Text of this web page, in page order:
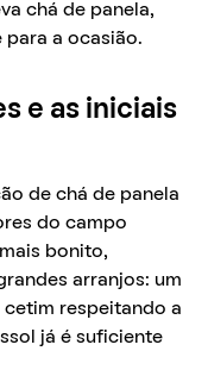
chá de panela,
para a ocasião.
e as iniciais
de chá de panela
do campo
bonito,
arranjos: um
respeitando a
já é suficiente